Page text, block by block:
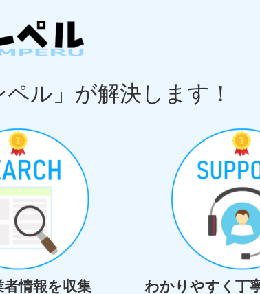
ル」が解決します！
者情報を収集 わかりやすく丁